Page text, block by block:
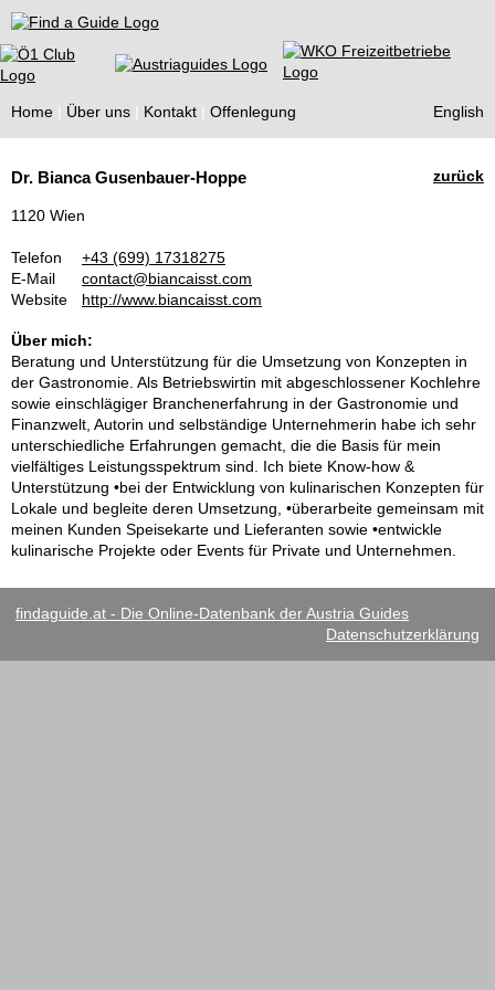
Find a Guide
Home Über uns Kontakt Offenlegung English
Guides
zurück
Dr. Bianca Gusenbauer-Hoppe
1120 Wien
Telefon
+43 (699) 17318275
E-Mail
contact@biancaisst.com
Website
http://www.biancaisst.com
Über mich:
Beratung und Unterstützung für die Umsetzung von Konzepten in
der Gastronomie. Als Betriebswirtin mit abgeschlossener Kochlehre
sowie einschlägiger Branchenerfahrung in der Gastronomie und
Finanzwelt, Autorin und selbständige Unternehmerin habe ich sehr
unterschiedliche Erfahrungen gemacht, die die Basis für mein
vielfältiges Leistungsspektrum sind. Ich biete Know-how &
Unterstützung •bei der Entwicklung von kulinarischen Konzepten für
Lokale und begleite deren Umsetzung, •überarbeite gemeinsam mit
meinen Kunden Speisekarte und Lieferanten sowie •entwickle
kulinarische Projekte oder Events für Private und Unternehmen.
findaguide.at - Die Online-Datenbank der Austria Guides
Datenschutzerklärung